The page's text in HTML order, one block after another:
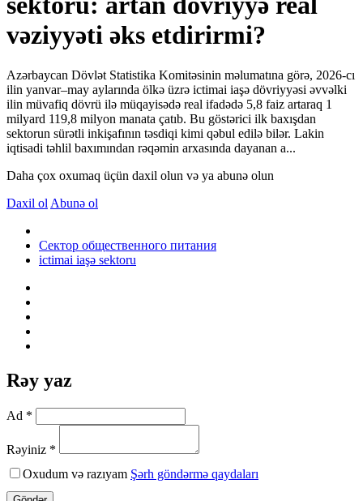
vəziyyəti əks etdirirmi?
Azərbaycan Dövlət Statistika Komitəsinin məlumatına görə, 2026-cı
ilin yanvar–may aylarında ölkə üzrə ictimai iaşə dövriyyəsi əvvəlki
ilin müvafiq dövrü ilə müqayisədə real ifadədə 5,8 faiz artaraq 1
milyard 119,8 milyon manata çatıb. Bu göstərici ilk baxışdan
sektorun sürətli inkişafının təsdiqi kimi qəbul edilə bilər. Lakin
iqtisadi təhlil baxımından rəqəmin arxasında dayanan a...
Daha çox oxumaq üçün daxil olun və ya abunə olun
Daxil ol Abunə ol
Сектор общественного питания
ictimai iaşə sektoru
Rəy yaz
Ad *
Rəyiniz *
Oxudum və razıyam Şərh göndərmə qaydaları